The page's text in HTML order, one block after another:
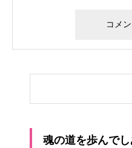
魂の道を歩んで